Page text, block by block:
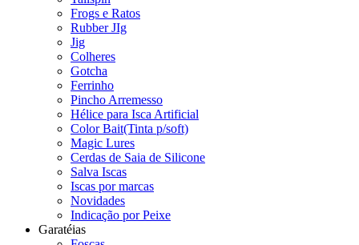
Frogs e Ratos
Rubber JIg
Jig
Colheres
Gotcha
Ferrinho
Pincho Arremesso
Hélice para Isca Artificial
Color Bait(Tinta p/soft)
Magic Lures
Cerdas de Saia de Silicone
Salva Iscas
Iscas por marcas
Novidades
Indicação por Peixe
Garatéias